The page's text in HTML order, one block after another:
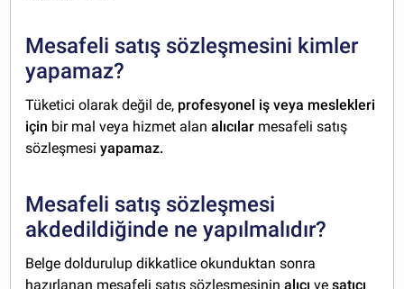
Mesafeli satış sözleşmesini kimler
yapamaz?
Tüketici olarak değil de, profesyonel iş veya meslekleri
için bir mal veya hizmet alanalıcılar mesafeli satış
sözleşmesiyapamaz.
Mesafeli satış sözleşmesi
akdedildiğinde ne yapılmalıdır?
Belge doldurulup dikkatlice okunduktan sonra
hazırlanan mesafeli satış sözleşmesininalıcı vesatıcı